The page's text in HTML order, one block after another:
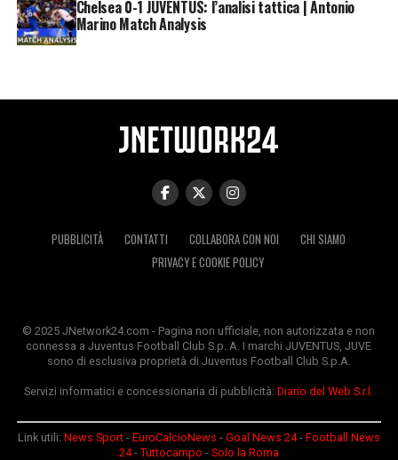
Chelsea 0-1 JUVENTUS: l’analisi tattica | Antonio
Marino Match Analysis
PUBBLICITÀ CONTATTI COLLABORA CON NOI
CHI SIAMO
PRIVACY E COOKIE POLICY
© 2025 JNetwork24.com - Pagina non ufficiale, non autorizzata e non
connessa a Juventus Football Club S.p. A. I marchi JUVENTUS, JUVE
sono di esclusiva proprietà di Juventus Football Club S.p.A.
Servizi informatici e concessionaria di pubblicità:Diario del Web S.r.l.
Link utili: News Sport- EuroCalcioNews - Goal News 24- Football News
24- Tuttocampo - Solo la Roma